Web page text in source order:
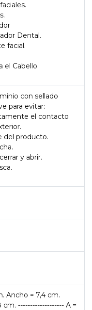
Dental.
facial.
el Cabello.
con sellado
para evitar:
el contacto
del producto.
y abrir.
Ancho = 7,4 cm.
------------------- A =